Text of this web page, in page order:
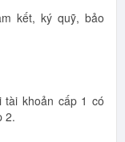
kết, ký quỹ, bảo
tài khoản cấp 1 có
2.